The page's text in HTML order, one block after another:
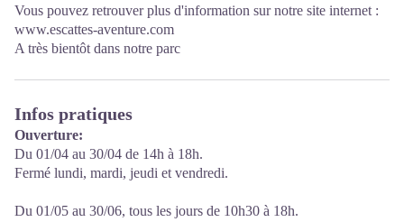
Vous pouvez retrouver plus d'information sur notre site internet :
www.escattes-aventure.com
A très bientôt dans notre parc
Infos pratiques
Ouverture:
Du 01/04 au 30/04 de 14h à 18h.
Fermé lundi, mardi, jeudi et vendredi.
Du 01/05 au 30/06, tous les jours de 10h30 à 18h.